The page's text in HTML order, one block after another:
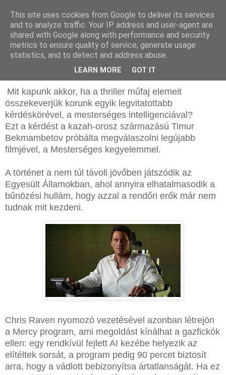
2026. január 20., kedd
Mesterséges kegyelem (2026) - Kritika
Mit kapunk akkor, ha a thriller műfaj elemeit
összekeverjük korunk egyik legvitatottabb
kérdéskörével, a mesterséges intelligenciával?
Ezt a kérdést a kazah-orosz származású Timur
Bekmambetov próbálta megválaszolni legújabb
filmjével, a Mesterséges kegyelemmel.
A történet a nem túl távoli jövőben játszódik az
Egyesült Államokban, ahol annyira elhatalmasodik a
bűnözési hullám, hogy azzal a rendőri erők már nem
tudnak mit kezdeni.
Chris Raven nyomozó vezetésével azonban létrejön
a Mercy program, ami megoldást kínálhat a gazfickók
ellen: egy rendkívül fejlett AI kezébe helyezik az
elítéltek sorsát, a program pedig 90 percet biztosít
arra, hogy a vádlott bebizonyítsa ártatlanságát. Ha ez
This site uses cookies from Google to deliver its services
and to analyze traffic. Your IP address and user-agent are
shared with Google along with performance and security
metrics to ensure quality of service, generate usage
statistics, and to detect and address abuse.
LEARN MORE GOT IT